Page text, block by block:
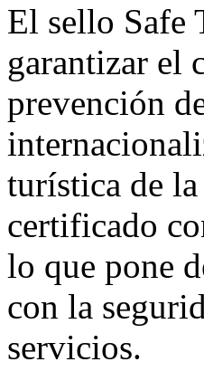
El sello Safe
garantizar el
prevención
turística de
certificado
lo que pone
con la
servicios.